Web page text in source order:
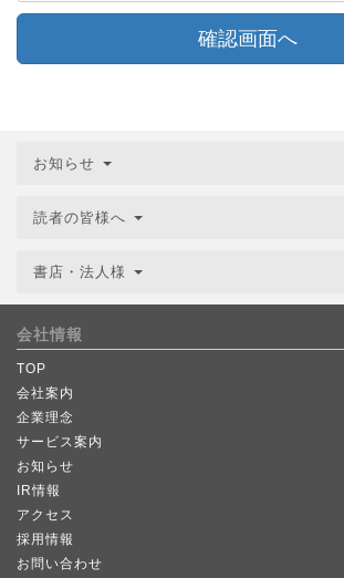
確認画面へ
お知らせ
読者の皆様へ
書店・法人様
会社情報
TOP
会社案内
企業理念
サービス案内
お知らせ
IR情報
アクセス
採用情報
お問い合わせ